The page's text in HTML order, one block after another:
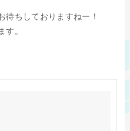
待ちしておりますねー！
。